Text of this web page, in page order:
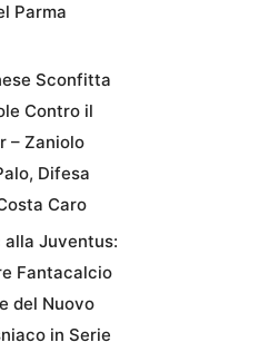
Parma
Sconfitta
Contro il
– Zaniolo
Difesa
Caro
Juventus:
Fantacalcio
del Nuovo
in Serie